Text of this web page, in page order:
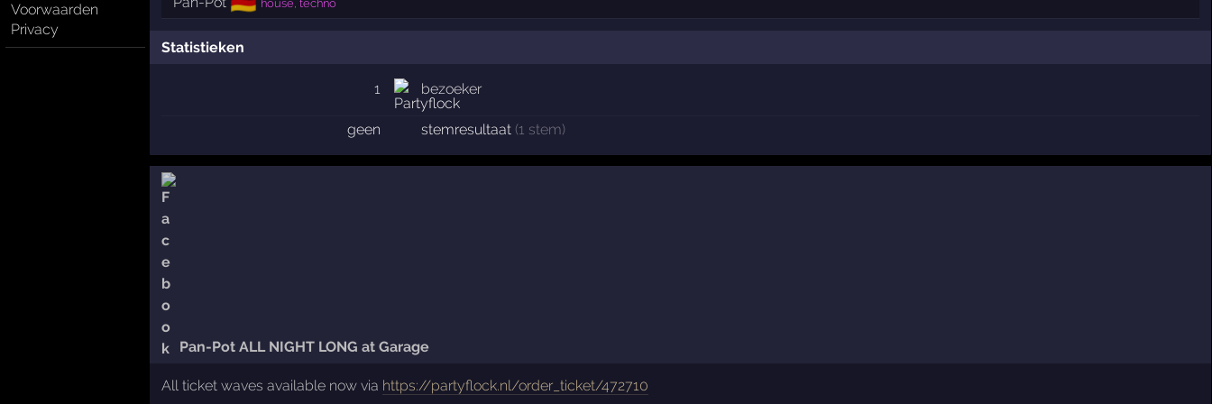
Voorwaarden
Privacy
house, techno
Statistieken
1 bezoeker
geen stemresultaat (1 stem)
Pan-Pot ALL NIGHT LONG at Garage
All ticket waves available now via https://partyflock.nl/order_ticket/472710